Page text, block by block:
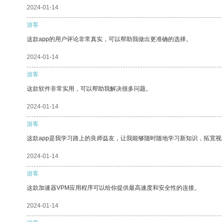
2024-01-14
游客
这款app的用户评论非常真实，可以帮助我做出更准确的选择。
2024-01-14
游客
这款软件非常实用，可以帮助我解决很多问题。
2024-01-14
游客
这款app是我学习路上的良师益友，让我能够随时随地学习新知识，拓宽
2024-01-14
游客
这款加速器VPM应用程序可以给你提供最高速度和安全性的连接。
2024-01-14